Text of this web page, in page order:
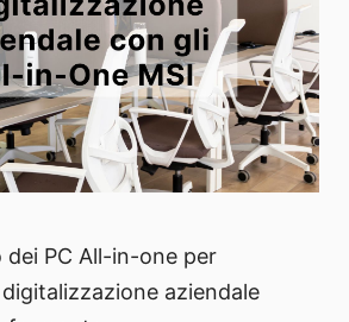
dei PC All-in-one per
aziendale